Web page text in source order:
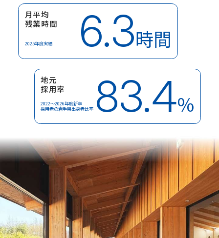
月平均
残業時間
6.3時間
2025年度実績
地元
採用率
83.4%
2022～2026年度新卒
採用者の岩手県出身者比率